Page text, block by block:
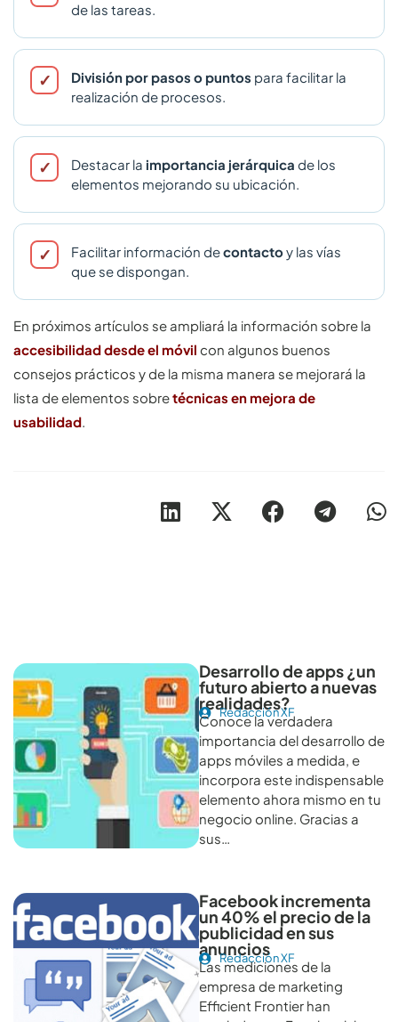
de las tareas.
División por pasos o puntos para facilitar la
realización de procesos.
Destacar la importancia jerárquica de los
elementos mejorando su ubicación.
Facilitar información decontactoy las vías
que se dispongan.
En próximos artículos se ampliará la información sobre la
accesibilidad desde el móvil con algunos buenos
consejos prácticos y de la misma manera se mejorará la
lista de elementos sobretécnicas en mejora de
usabilidad.
Desarrollo de apps ¿un
futuro abierto a nuevas
realidades?
Redacción XF
Conoce la verdadera
importancia del desarrollo de
apps móviles a medida, e
incorpora este indispensable
elemento ahora mismo en tu
negocio online. Gracias a
sus…
Facebook incrementa
un 40% el precio de la
publicidad en sus
anuncios
Redacción XF
Las mediciones de la
empresa de marketing
Efficient Frontier han